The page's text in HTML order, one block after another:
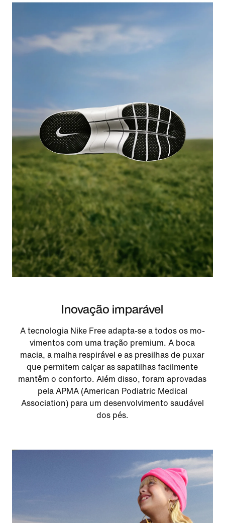
Inovação imparável
A tecnologia Nike Free adapta-se a todos os mo­
vi­men­tos com uma tração premium. A boca
macia, a malha res­pi­rá­vel e as pre­si­lhas de puxar
que permitem calçar as sa­pa­ti­lhas fa­cil­men­te
mantêm o conforto. Além disso, foram aprovadas
pela APMA (American Podiatric Medical
Association) para um desenvolvimento saudável
dos pés.